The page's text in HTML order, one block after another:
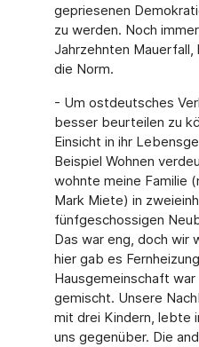
gepriesenen
zu werden. Noch
Jahrzehn­ten
die Norm.
- Um ostdeutsches
besser beurteilen zu
Einsicht in ihr
Beispiel Wohnen
wohnte meine Familie
Mark Miete) in
fünfgeschossigen
Das war eng, doch wir
hier gab es
Hausgemeinschaft
gemischt. Unsere
mit drei Kindern, lebte
uns gegenüber. Die